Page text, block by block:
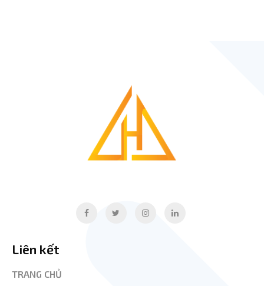
Liên kết
TRANG CHỦ